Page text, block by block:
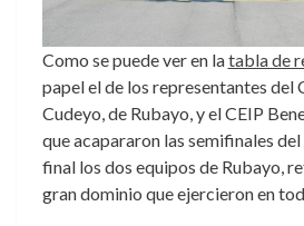
Como se puede ver en latabla de
papel el de los representantes del
Cudeyo, de Rubayo, y el CEIP
que acapararon las semifinales
final los dos equipos de Rubayo,
gran dominio que ejercieron en